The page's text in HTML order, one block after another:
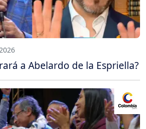
a Abelardo de la Espriella?